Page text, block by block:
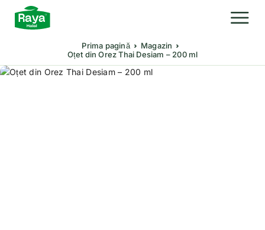
Prima pagină
Magazin
Oțet din Orez Thai Desiam – 200 ml